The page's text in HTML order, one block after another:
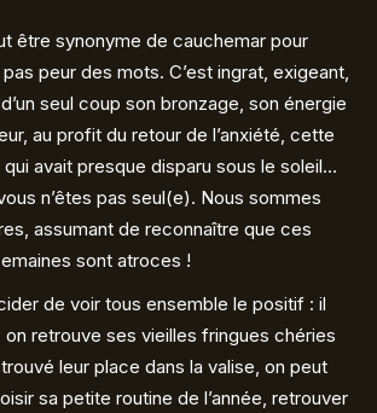
être synonyme de cauchemar pour
pas peur des mots. C’est ingrat, exigeant,
seul coup son bronzage, son énergie
au profit du retour de l’anxiété, cette
avait presque disparu sous le soleil…
n’êtes pas seul(e). Nous sommes
assumant de reconnaître que ces
sont atroces !
de voir tous ensemble le positif : il
retrouve ses vieilles fringues chéries
trouvé leur place dans la valise, on peut
sa petite routine de l’année, retrouver